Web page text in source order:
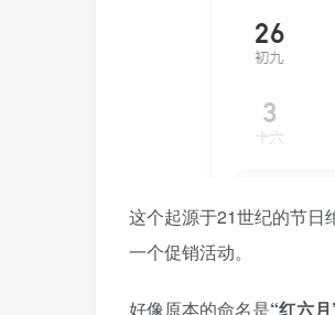
这个起源于21世纪的节日
一个促销活动。
好像原本的命名是“红六月